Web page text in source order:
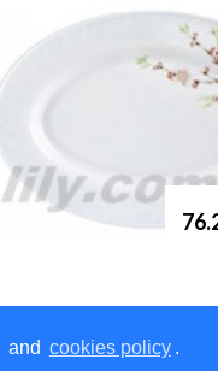
and cookies policy .